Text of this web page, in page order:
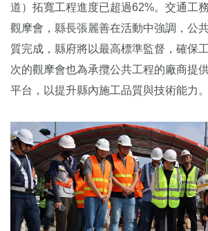
道）拓寬工程進度已超過62%。交通工
觀摩會，縣長張麗善在活動中強調，公
質完成，縣府將以最高標準監督，確保
次的觀摩會也為承攬公共工程的廠商提
平台，以提升縣內施工品質與技術能力。